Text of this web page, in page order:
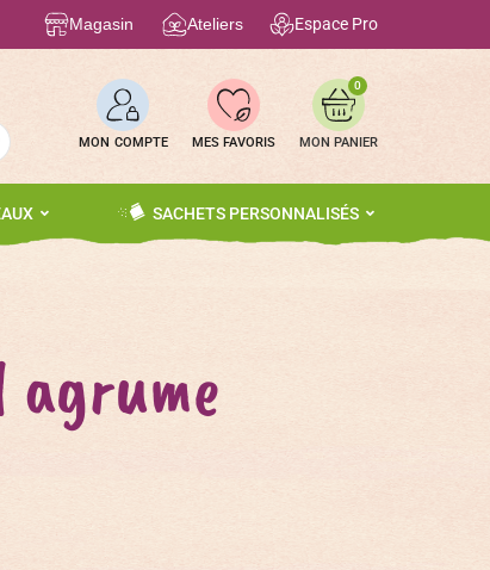
Magasin Ateliers Espace Pro
Button
MON COMPTE MES FAVORIS
0
SACHETS PERSONNALISÉS
agrume